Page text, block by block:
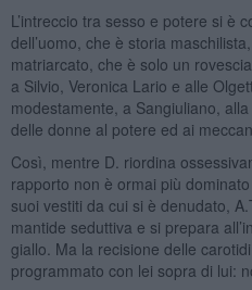
L’intreccio tra sesso e potere si è
dell’uomo, che è storia
matriarcato, che è solo un
a Silvio, Veronica Lario e alle
modestamente, a Sangiuliano,
delle donne al potere ed ai
Così, mentre D. riordina
rapporto non è ormai più
suoi vestiti da cui si è denudato,
mantide seduttiva e si prepara
giallo. Ma la recisione delle
programmato con lei sopra di lui: